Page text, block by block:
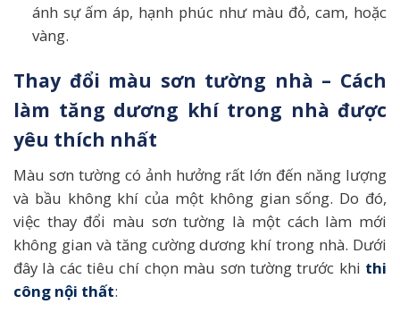
ánh sự ấm áp, hạnh phúc như màu đỏ, cam, hoặc
vàng.
Thay đổi màu sơn tường nhà – Cách
làm tăng dương khí trong nhà được
yêu thích nhất
Màu sơn tường có ảnh hưởng rất lớn đến năng lượng
và bầu không khí của một không gian sống. Do đó,
việc thay đổi màu sơn tường là một cách làm mới
không gian và tăng cường dương khí trong nhà. Dưới
đây là các tiêu chí chọn màu sơn tường trước khi thi
công nội thất: